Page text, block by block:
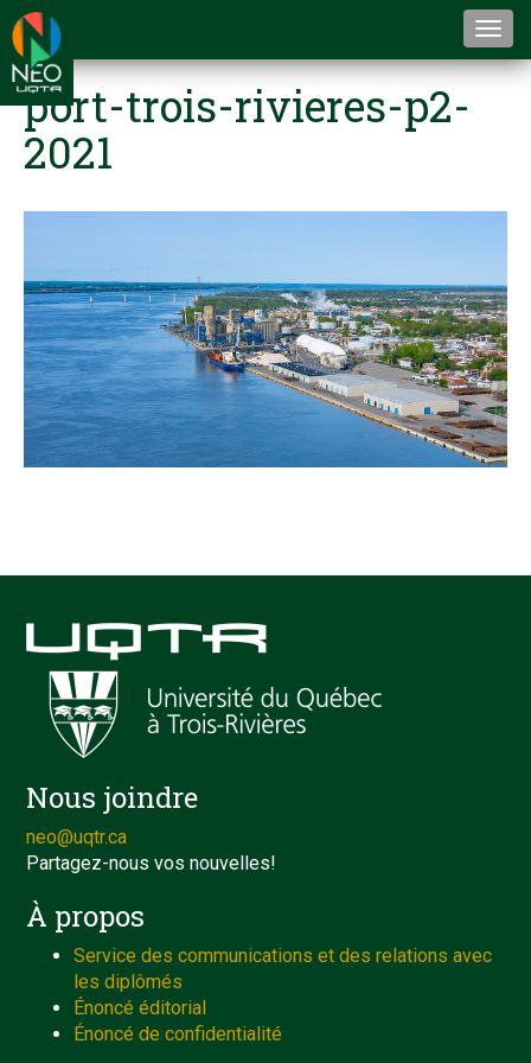
port-trois-rivieres-p2-
2021
Nous joindre
neo@uqtr.ca
Partagez-nous vos nouvelles!
À propos
Service des communications et des relations avec
les diplômés
Énoncé éditorial
Énoncé de confidentialité